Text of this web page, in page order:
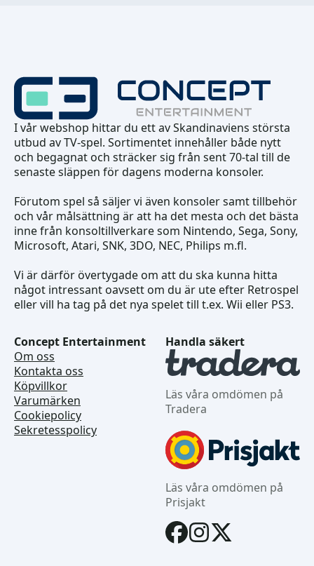
I vår webshop hittar du ett av Skandinaviens största
utbud av TV-spel. Sortimentet innehåller både nytt
och begagnat och sträcker sig från sent 70-tal till de
senaste släppen för dagens moderna konsoler.
Förutom spel så säljer vi även konsoler samt tillbehör
och vår målsättning är att ha det mesta och det bästa
inne från konsoltillverkare som Nintendo, Sega, Sony,
Microsoft, Atari, SNK, 3DO, NEC, Philips m.fl.
Vi är därför övertygade om att du ska kunna hitta
något intressant oavsett om du är ute efter Retrospel
eller vill ha tag på det nya spelet till t.ex. Wii eller PS3.
Concept Entertainment
Om oss
Kontakta oss
Köpvillkor
Varumärken
Cookiepolicy
Sekretesspolicy
Handla säkert
Läs våra omdömen på
Tradera
Läs våra omdömen på
Prisjakt